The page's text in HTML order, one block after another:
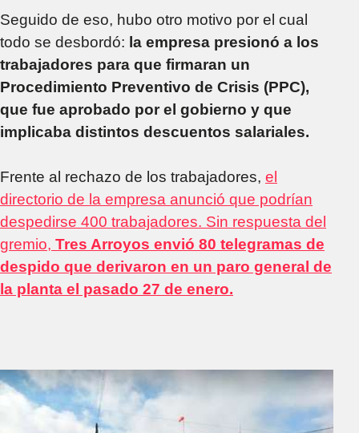
Seguido de eso, hubo otro motivo por el cual
todo se desbordó: la empresa presionó a los
trabajadores para que firmaran un
Procedimiento Preventivo de Crisis (PPC),
que fue aprobado por el gobierno y que
implicaba distintos descuentos salariales.
Frente al rechazo de los trabajadores, el
directorio de la empresa anunció que podrían
despedirse 400 trabajadores. Sin respuesta del
gremio, Tres Arroyos envió 80 telegramas de
despido que derivaron en un paro general de
la planta el pasado 27 de enero.